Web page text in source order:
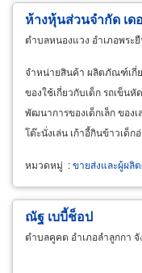
ห้างหุ้นส่วนจำกัด เด
ตำบลหนองแวง อำเภอพระ
จำหน่ายสินค้า ผลิตภัณฑ์เกี่
ของใช้เกี่ยวกับเด็ก รถเข็น
พัฒนาการของเด็กเล็ก ของเ
โต๊ะนั่งเล่น เก้าอี้กินข้าวเด็
หมวดหมู่ :ขายส่งและผู้ผลิ
ณัฐ เบบี้ช็อป
ตำบลคูคต อำเภอลำลูกกา